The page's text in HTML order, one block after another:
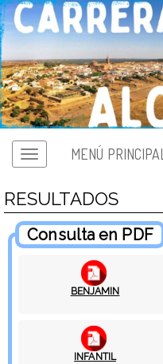
MENÚ PRINCIPAL
RESULTADOS
Consulta en PDF
BENJAMIN
INFANTIL